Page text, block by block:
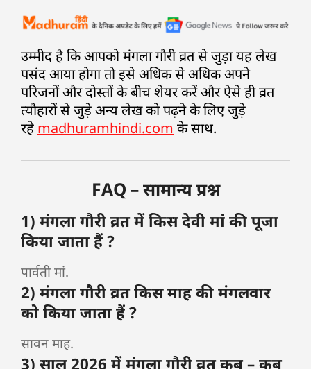
उम्मीद है कि आपको मंगला गौरी व्रत से जुड़ा यह लेख
पसंद आया होगा तो इसे अधिक से अधिक अपने
परिजनों और दोस्तों के बीच शेयर करें और ऐसे ही व्रत
त्यौहारों से जुड़े अन्य लेख को पढ़ने के लिए जुड़े
रहे madhuramhindi.com के साथ.
FAQ – सामान्य प्रश्न
1) मंगला गौरी व्रत में किस देवी मां की पूजा
किया जाता हैं ?
पार्वती मां.
2) मंगला गौरी व्रत किस माह की मंगलवार
को किया जाता हैं ?
सावन माह.
3) साल 2026 में मंगला गौरी व्रत कब – कब